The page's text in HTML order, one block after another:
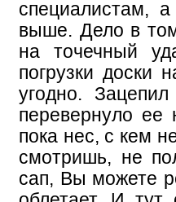
специалистам,
выше. Дело в
на точечный
погрузки
угодно.
перевернуло ее
пока нес, с кем
смотришь, не
сап, Вы можете